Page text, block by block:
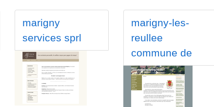
marigny
services sprl
marigny-les-
reullee
commune de